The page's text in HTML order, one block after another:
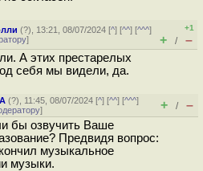
(?), 13:21, 08/07/2024 [^] [^^] [^^^]
]
+1
+ / –
А этих престарелых
себя мы видели, да.
(?), 11:45, 08/07/2024 [^] [^^] [^^^]
] + / –
бы озвучить Ваше
Предвидя вопрос:
музыкальное
музыки.